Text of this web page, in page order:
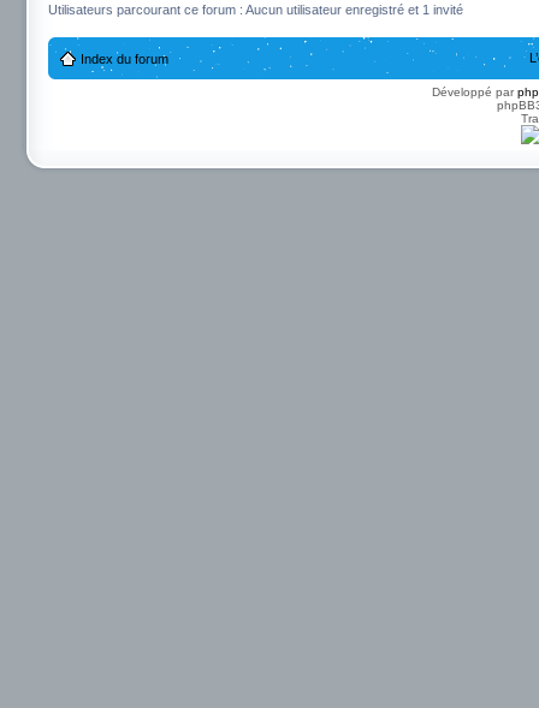
Utilisateurs parcourant ce forum : Aucun utilisateur enregistré et 1 invité
Index du forum
Développé par